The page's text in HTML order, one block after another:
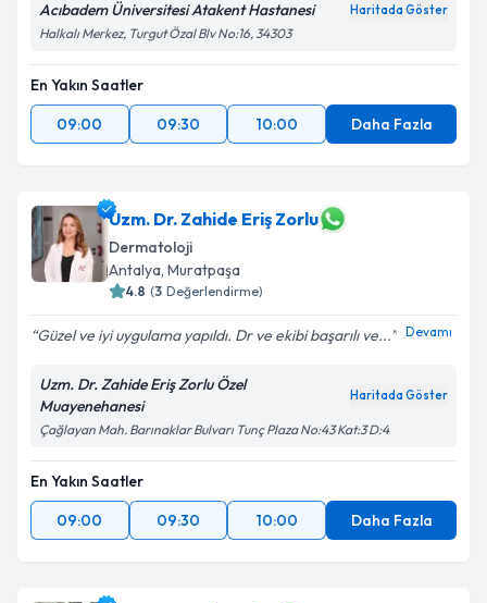
Acıbadem Üniversitesi Atakent Hastanesi Haritada Göster
Halkalı Merkez, Turgut Özal Blv No:16, 34303
En Yakın Saatler
09:00
09:30 10:00 Daha Fazla
Uzm. Dr. Zahide Eriş Zorlu
Dermatoloji
Antalya, Muratpaşa
4.8 (3 Değerlendirme)
Güzel ve iyi uygulama yapıldı. Dr ve ekibi başarılı ve... Devamı
Uzm. Dr. Zahide Eriş Zorlu Özel
Muayenehanesi
Haritada Göster
Çağlayan Mah. Barınaklar Bulvarı Tunç Plaza No:43 Kat:3 D:4
En Yakın Saatler
09:00
09:30 10:00 Daha Fazla